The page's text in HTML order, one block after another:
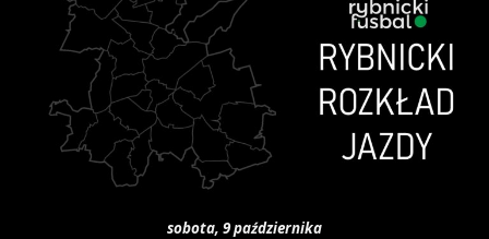
sobota, 9 października